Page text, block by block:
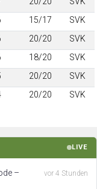
15/17
SVK
20/20
SVK
18/20
SVK
20/20
SVK
20/20 SVK
LIVE
–
vor 4 Stunden